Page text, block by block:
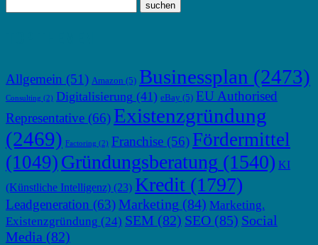
Allgemein (51) Amazon (5) Businessplan (2473)
Consulting (2) Digitalisierung (41) eBay (5) EU Authorised
Representative (66) Existenzgründung
(2469) Factoring (2) Franchise (56) Fördermittel
(1049) Gründungsberatung (1540) KI
(Künstliche Intelligenz) (23) Kredit (1797)
Leadgeneration (63)Marketing (84) Marketing.
Existenzgründung (24) SEM (82) SEO (85) Social
Media (82)